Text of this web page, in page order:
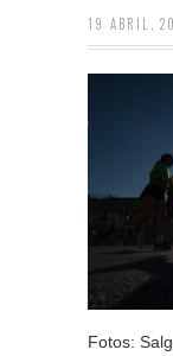
19 ABRIL,
Fotos: